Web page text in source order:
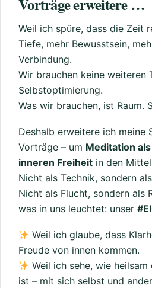
Weil ich spüre, dass die Zeit
Tiefe, mehr Bewusstsein,
Verbindung.
Wir brauchen keine weiteren
Selbstoptimierung.
Was wir brauchen, ist Raum.
Deshalb erweitere ich meine
Vorträge – um Meditation
inneren Freiheit in den
Nicht als Technik, sondern
Nicht als Flucht, sondern als
was in uns leuchtet: unser
Weil ich glaube, dass
Freude von innen kommen.
Weil ich sehe, wie heilsam
ist – mit sich selbst und